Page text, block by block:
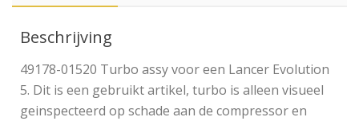
Beschrijving
49178-01520 Turbo assy voor een Lancer Evolution
5. Dit is een gebruikt artikel, turbo is alleen visueel
geinspecteerd op schade aan de compressor en